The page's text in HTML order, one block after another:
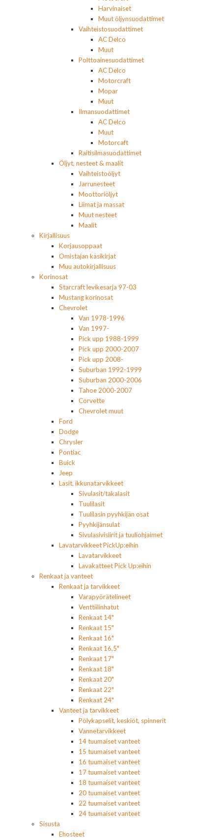
Harvinaiset
Muut öljynsuodattimet
Vaihteistosuodattimet
AC Delco
Muut
Polttoainesuodattimet
AC Delco
Motorcraft
Mopar
Muut
Ilmansuodattimet
AC Delco
Muut
Motorcaft
Raitisilmasuodattimet
Öljyt, nesteet & maalit
Vaihteistoöljyt
Jarrunesteet
Moottoriöljyt
Liimat ja massat
Muut nesteet
Maalit
Kirjallisuus
Korjausoppaat
Omistajan käsikirjat
Muu autokirjallisuus
Korinosat
Starcraft levikesarja 97-03
Mustang korinosat
Chevrolet
Van 1978-1996
Van 1997-
Pick upp 1988-1999
Pick upp 2000-2007
Pick upp 2008-
Suburban 1992-1999
Suburban 2000-2006
Tahoe 2000-2007
Corvette
Chevrolet muut
Ford
Dodge
Chrysler
Pontiac
Buick
Jeep
Lasit, ikkunatarvikkeet
Sivulasit/takalasit
Tuulilasit
Tuulilasin pyyhkijän osat
Pyyhkijänsulat
Sivulasivisiirit ja tuuliohjaimet
Lavatarvikkeet PickUp:eihin
Lavatarvikkeet
Lavakatteet Pick Up:eihin
Renkaat ja vanteet
Renkaat ja tarvikkeet
Varapyörätelineet
Venttiilinhatut
Renkaat 14"
Renkaat 15"
Renkaat 16"
Renkaat 16,5"
Renkaat 17"
Renkaat 18"
Renkaat 20"
Renkaat 22"
Renkaat 24"
Vanteet ja tarvikkeet
Pölykapselit, keskiöt, spinnerit
Vannetarvikkeet
14 tuumaiset vanteet
15 tuumaiset vanteet
16 tuumaiset vanteet
17 tuumaiset vanteet
18 tuumaiset vanteet
20 tuumaiset vanteet
22 tuumaiset vanteet
24 tuumaiset vanteet
Sisusta
Ehosteet